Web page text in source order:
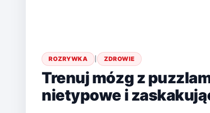
ROZRYWKA | ZDROWIE
Trenuj mózg z
nietypowe i